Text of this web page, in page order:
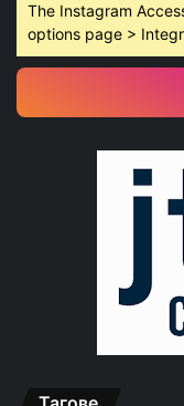
The Instagram
options page >